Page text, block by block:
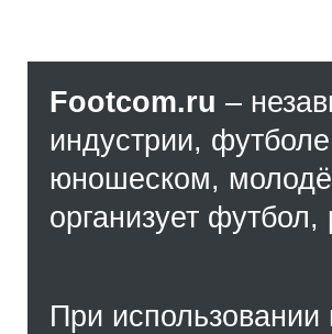
Footcom.ru –
индустрии,
юношеском,
организует
При